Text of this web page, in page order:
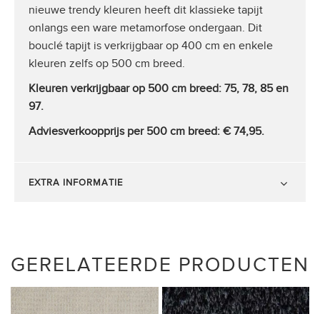
nieuwe trendy kleuren heeft dit klassieke tapijt
onlangs een ware metamorfose ondergaan. Dit
bouclé tapijt is verkrijgbaar op 400 cm en enkele
kleuren zelfs op 500 cm breed.
Kleuren verkrijgbaar op 500 cm breed: 75, 78, 85 en
97.
Adviesverkoopprijs per 500 cm breed: € 74,95.
EXTRA INFORMATIE
GERELATEERDE PRODUCTEN